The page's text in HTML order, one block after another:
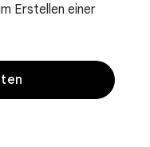
Erstellen einer